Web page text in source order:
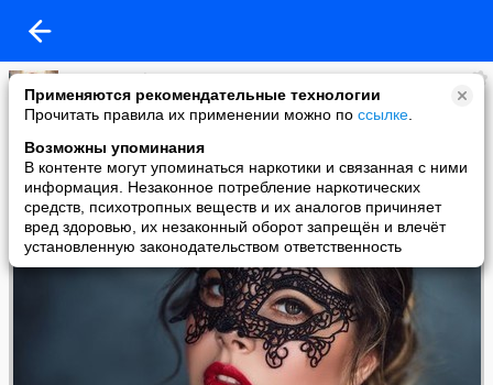
Применяются рекомендательные технологии
Прочитать правила их применении можно по ссылке
Возможны упоминания
В контенте могут упоминаться наркотики и связанная с ними
информация. Незаконное потребление наркотических
средств, психотропных веществ и их аналогов причиняет
вред здоровью, их незаконный оборот запрещён и влечёт
установленную законодательством ответственность
Ирина Стефанцева
added a photo
02 Jul в 16:03